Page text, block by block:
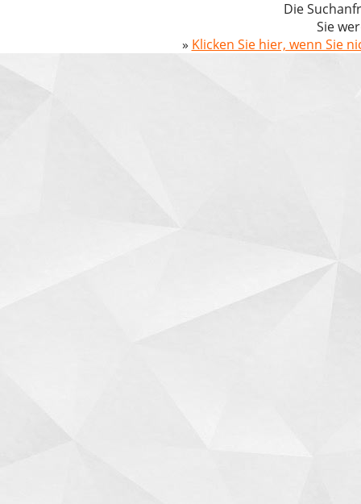
Die
Sie
» Klicken Sie hier, wenn Sie